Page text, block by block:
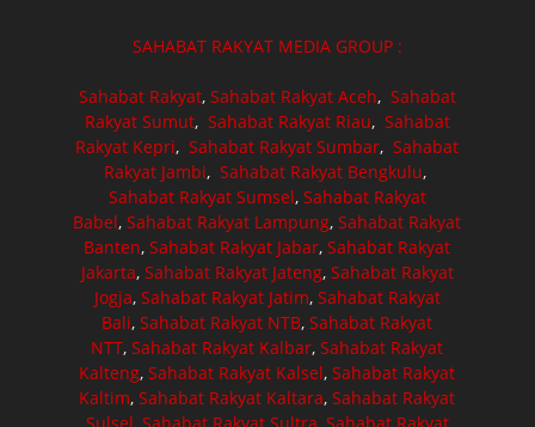
SAHABAT RAKYAT MEDIA GROUP :
Sahabat Rakyat, Sahabat Rakyat Aceh, Sahabat
Rakyat Sumut, Sahabat Rakyat Riau, Sahabat
Rakyat Kepri,Sahabat Rakyat Sumbar,Sahabat
Rakyat Jambi, Sahabat Rakyat Bengkulu,
Sahabat Rakyat Sumsel, Sahabat Rakyat
Babel,Sahabat Rakyat Lampung,Sahabat Rakyat
Banten,Sahabat Rakyat Jabar,Sahabat Rakyat
Jakarta, Sahabat Rakyat Jateng, Sahabat Rakyat
Jogja, Sahabat Rakyat Jatim, Sahabat Rakyat
Bali,Sahabat Rakyat NTB,Sahabat Rakyat
NTT,Sahabat Rakyat Kalbar,Sahabat Rakyat
Kalteng,Sahabat Rakyat Kalsel,Sahabat Rakyat
Kaltim,Sahabat Rakyat Kaltara,Sahabat Rakyat